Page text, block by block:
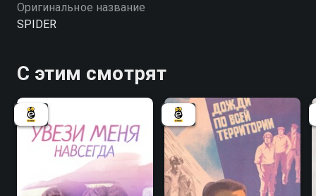
Оригинальное название
SPIDER
С этим смотрят